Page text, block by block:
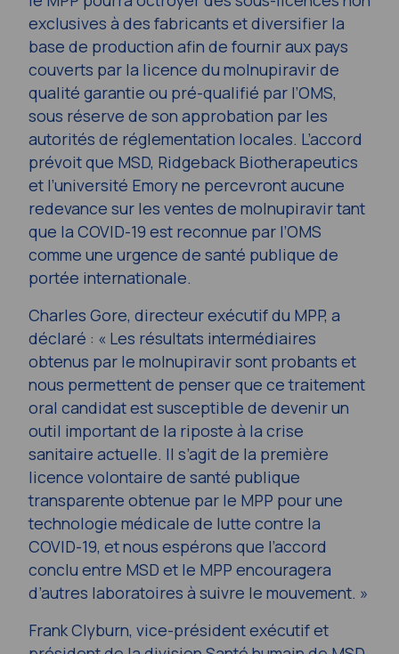
exclusives à des fabricants et diversifier la
base de production afin de fournir aux pays
couverts par la licence du molnupiravir de
qualité garantie ou pré-qualifié par l’OMS,
sous réserve de son approbation par les
autorités de réglementation locales. L’accord
prévoit que MSD, Ridgeback Biotherapeutics
et l’université Emory ne percevront aucune
redevance sur les ventes de molnupiravir tant
que la COVID-19 est reconnue par l’OMS
comme une urgence de santé publique de
portée internationale.
Charles Gore, directeur exécutif du MPP, a
déclaré : « Les résultats intermédiaires
obtenus par le molnupiravir sont probants et
nous permettent de penser que ce traitement
oral candidat est susceptible de devenir un
outil important de la riposte à la crise
sanitaire actuelle. Il s’agit de la première
licence volontaire de santé publique
transparente obtenue par le MPP pour une
technologie médicale de lutte contre la
COVID-19, et nous espérons que l’accord
conclu entre MSD et le MPP encouragera
d’autres laboratoires à suivre le mouvement. »
Frank Clyburn, vice-président exécutif et